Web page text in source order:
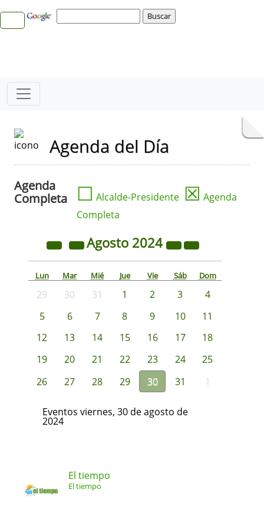
Agenda del Día
Agenda
Completa
☐ Alcalde-Presidente ☒ Agenda
Completa
Agosto 2024
Lun Mar Mié Jue Vie Sáb Dom
29 30 31 1 2 3
4
5
6 7 8 9 10
11
12
13 14 15 16 17
18
19
20 21 22 23 24
25
26
27 28 29 30 31 1
Eventos viernes, 30 de agosto de
2024
El tiempo
El tiempo